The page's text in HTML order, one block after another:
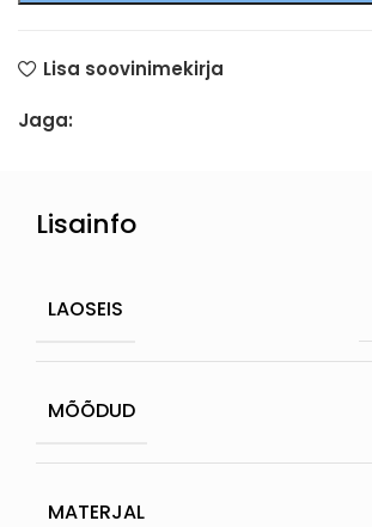
Lisa soovinimekirja
Jaga:
Lisainfo
LAOSEIS
MÕÕDUD
MATERJAL